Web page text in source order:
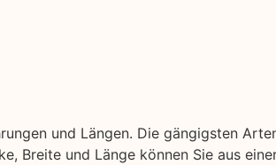
und Längen. Die gängigsten
Breite und Länge können Sie aus